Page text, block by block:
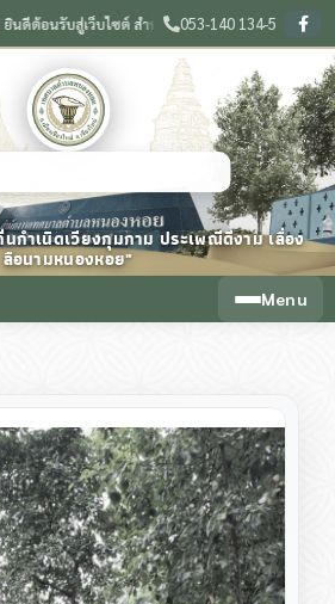
สู่เว็บไซต์ สำนักงานเทศบาลตำบลหนองหอย จังหวัด
053-140 134-5
กำเนิดเวียงกุมกาม ประเพณีดีงาม เลื่อง
ลือนามหนองหอย"
Menu